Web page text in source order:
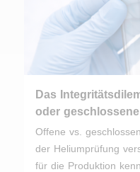
Das
oder
Offene vs.
der Heliumprüfung
für die Produktion